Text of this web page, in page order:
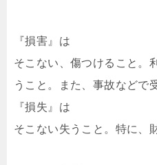
『損害』は
そこない、傷つけること。
うこと。また、事故などで
『損失』は
そこない失うこと。特に、